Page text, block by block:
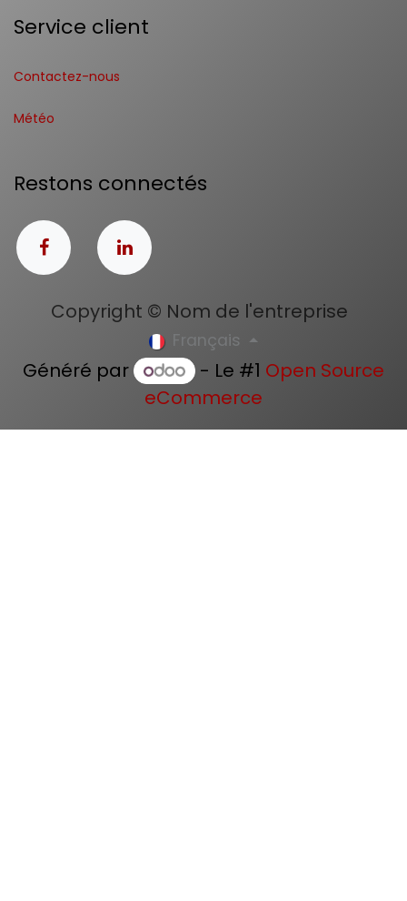
Service client
Contactez-nous
Météo
Restons connectés
Copyright © Nom de l'entreprise
Français
Généré par - Le #1 Open Source
eCommerce